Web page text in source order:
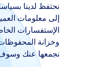
نحتفظ لدينا
إلى معلومات
الإستفسارات
وخزانة
نجمعها عنك وسوف